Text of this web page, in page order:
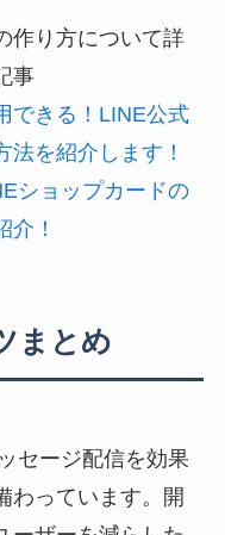
作り方について詳
事
できる！LINE公式
を紹介します！
ショップカードの
介！
まとめ
セージ配信を効果
わっています。開